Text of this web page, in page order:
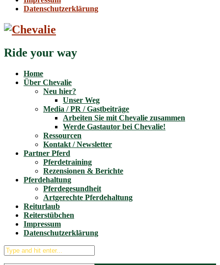
Datenschutzerklärung
Ride your way
Home
Über Chevalie
Neu hier?
Unser Weg
Media / PR / Gastbeiträge
Arbeiten Sie mit Chevalie zusammen
Werde Gastautor bei Chevalie!
Ressourcen
Kontakt / Newsletter
Partner Pferd
Pferdetraining
Rezensionen & Berichte
Pferdehaltung
Pferdegesundheit
Artgerechte Pferdehaltung
Reiturlaub
Reiterstübchen
Impressum
Datenschutzerklärung